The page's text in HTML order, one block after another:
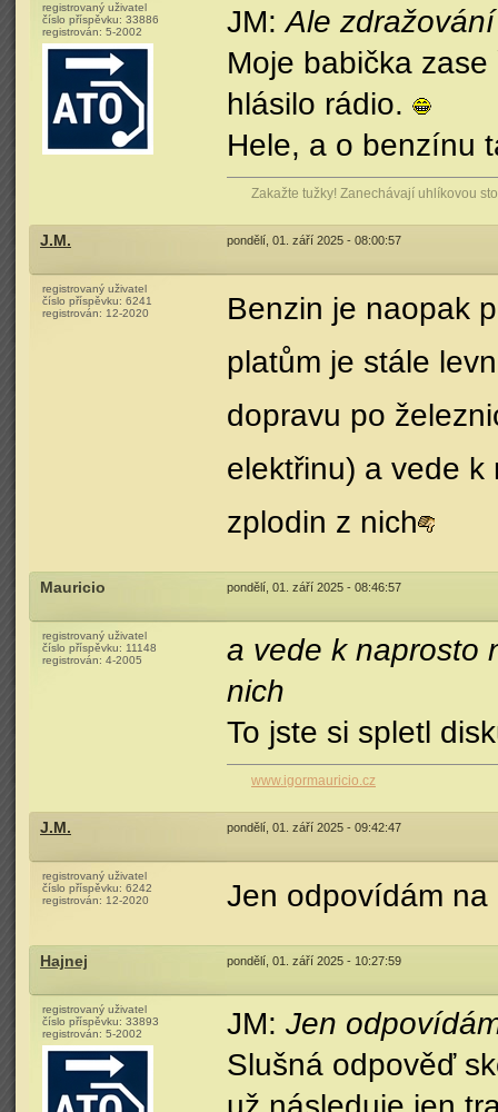
registrovaný uživatel
číslo příspěvku: 33886
registrován: 5-2002 JM:Ale
Moje babička
hlásilo rádio.
Hele, a o benzínu
Zakažte tužky! Zanechávají uhlíkovou
J.M. pondělí, 01. září 2025 - 08:00:57
registrovaný uživatel
číslo příspěvku: 6241
registrován: 12-2020
Benzin je naopak
platům je stále
dopravu po
elektřinu) a vede
zplodin z nich
Mauricio pondělí, 01. září 2025 - 08:46:57
registrovaný uživatel
číslo příspěvku: 11148
registrován: 4-2005
a vede k naprosto
nich
To jste si spletl
www.igormauricio.cz
J.M. pondělí, 01. září 2025 - 09:42:47
registrovaný uživatel
číslo příspěvku: 6242
registrován: 12-2020 Jen odpovídám na
Hajnej pondělí, 01. září 2025 - 10:27:59
registrovaný uživatel
číslo příspěvku: 33893
registrován: 5-2002 JM: Jen
Slušná odpověď